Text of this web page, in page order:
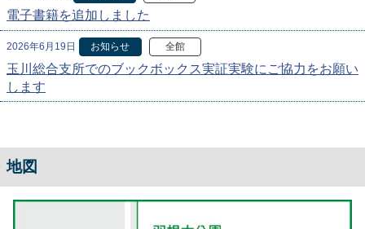
電子書籍を追加しました
2026年6月19日 お知らせ 全館
玉川総合支所でのブックボックス実証実験にご協力をお願い
します
地図